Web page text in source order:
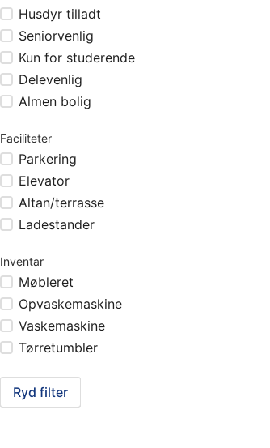
Husdyr tilladt
Seniorvenlig
Kun for studerende
Delevenlig
Almen bolig
Faciliteter
Parkering
Elevator
Altan/terrasse
Ladestander
Inventar
Møbleret
Opvaskemaskine
Vaskemaskine
Tørretumbler
Ryd filter